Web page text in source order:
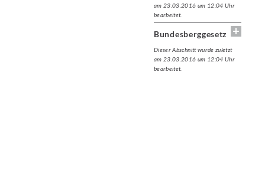
am 23.03.2016 um 12:04 Uhr
bearbeitet.
Bundesberggesetz
Dieser Abschnitt wurde zuletzt
am 23.03.2016 um 12:04 Uhr
bearbeitet.